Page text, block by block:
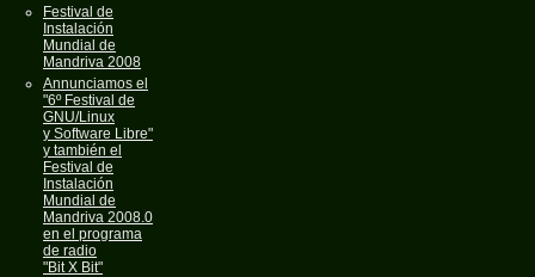
Festival de
Instalación
Mundial de
Mandriva 2008
Annunciamos el
"6º Festival de
GNU/Linux
y Software Libre"
y también el
Festival de
Instalación
Mundial de
Mandriva 2008.0
en el programa
de radio
"Bit X Bit"